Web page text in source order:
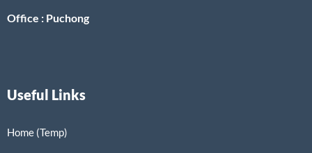
Office : Puchong
Useful Links
Home (Temp)